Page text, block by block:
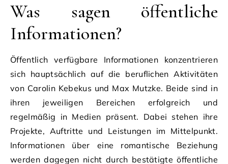
Was sagen öffentliche
Informationen?
Öffentlich verfügbare Informationen konzentrieren
sich hauptsächlich auf die beruflichen Aktivitäten
von Carolin Kebekus und Max Mutzke. Beide sind in
ihren jeweiligen Bereichen erfolgreich und
regelmäßig in Medien präsent. Dabei stehen ihre
Projekte, Auftritte und Leistungen im Mittelpunkt.
Informationen über eine romantische Beziehung
werden dagegen nicht durch bestätigte öffentliche